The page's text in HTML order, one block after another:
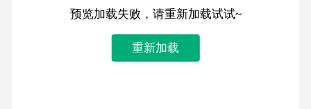
预览加载失败，请重新加载试试~
重新加载